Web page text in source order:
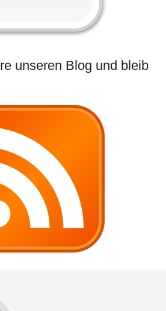
unseren Blog und bleib